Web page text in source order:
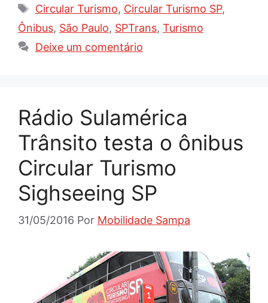
Tags
Circular Turismo, Circular Turismo SP,
Ônibus, São Paulo, SPTrans, Turismo
Deixe um comentário
Rádio Sulamérica
Trânsito testa o ônibus
Circular Turismo
Sighseeing SP
31/05/2016 Por Mobilidade Sampa